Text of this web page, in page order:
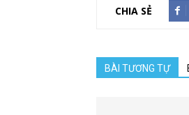
CHIA SẺ
BÀI TƯƠNG TỰ